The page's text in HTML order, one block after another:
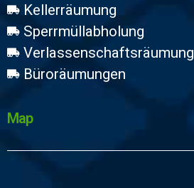
Kellerräumung
Sperrmüllabholung
Verlassenschaftsräumung
Büroräumungen
Map